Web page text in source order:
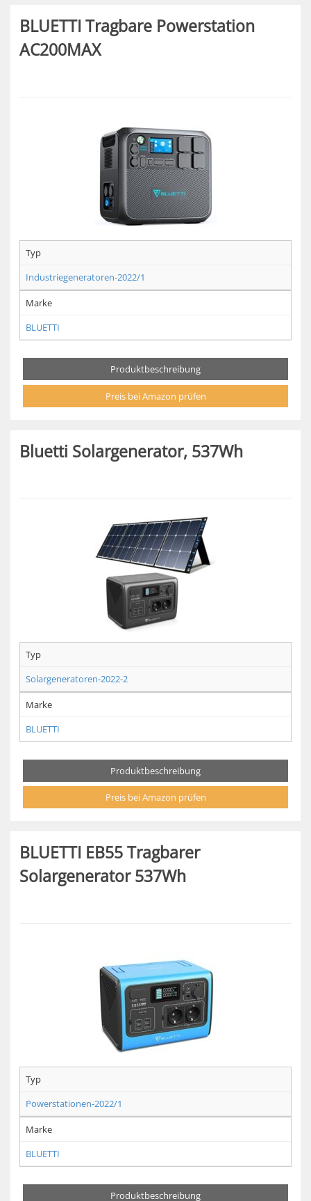
BLUETTI Tragbare Powerstation
AC200MAX
Typ
Industriegeneratoren-2022/1
Marke
BLUETTI
Produktbeschreibung
Preis bei Amazon prüfen
Bluetti Solargenerator, 537Wh
Typ
Solargeneratoren-2022-2
Marke
BLUETTI
Produktbeschreibung
Preis bei Amazon prüfen
BLUETTI EB55 Tragbarer
Solargenerator 537Wh
Typ
Powerstationen-2022/1
Marke
BLUETTI
Produktbeschreibung